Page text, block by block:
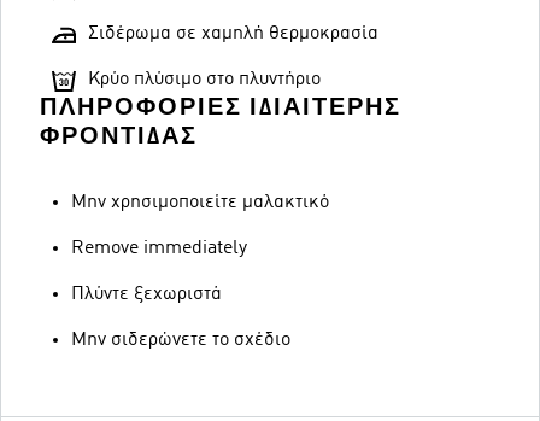
Σιδέρωμα σε χαμηλή θερμοκρασία
Κρύο πλύσιμο στο πλυντήριο
ΠΛΗΡΟΦΟΡΊΕΣ ΙΔΙΑΊΤΕΡΗΣ
ΦΡΟΝΤΊΔΑΣ
Μην χρησιμοποιείτε μαλακτικό
Remove immediately
Πλύντε ξεχωριστά
Μην σιδερώνετε το σχέδιο